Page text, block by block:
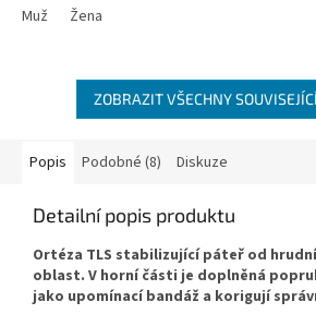
Muž Žena
ZOBRAZIT VŠECHNY
Popis Podobné (8) Diskuze
Detailní popis produktu
Ortéza TLS stabilizující páteř od
oblast. V horní části je doplněná
jako upomínací bandáž a korigují